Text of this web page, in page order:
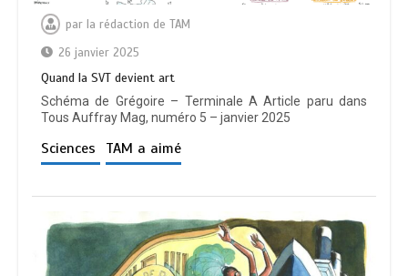
par la rédaction de TAM
26 janvier 2025
Quand la SVT devient art
Schéma de Grégoire – Terminale A Article paru dans
Tous Auffray Mag, numéro 5 – janvier 2025
Sciences TAM a aimé